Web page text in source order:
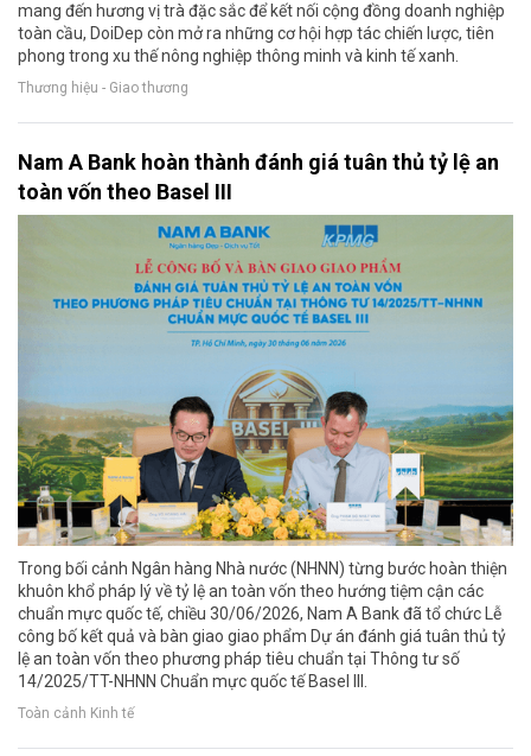
mang đến hương vị trà đặc sắc để kết nối cộng đồng doanh nghiệp
toàn cầu, DoiDep còn mở ra những cơ hội hợp tác chiến lược, tiên
phong trong xu thế nông nghiệp thông minh và kinh tế xanh.
Thương hiệu - Giao thương
Nam A Bank hoàn thành đánh giá tuân thủ tỷ lệ an
toàn vốn theo Basel III
Trong bối cảnh Ngân hàng Nhà nước (NHNN) từng bước hoàn thiện
khuôn khổ pháp lý về tỷ lệ an toàn vốn theo hướng tiệm cận các
chuẩn mực quốc tế, chiều 30/06/2026, Nam A Bank đã tổ chức Lễ
công bố kết quả và bàn giao giao phẩm Dự án đánh giá tuân thủ tỷ
lệ an toàn vốn theo phương pháp tiêu chuẩn tại Thông tư số
14/2025/TT-NHNN Chuẩn mực quốc tế Basel III.
Toàn cảnh Kinh tế